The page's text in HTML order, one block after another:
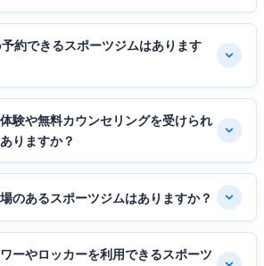
約できるスポーツジムはあります
験や無料カウンセリングを受けられ
りますか？
のあるスポーツジムはありますか？
ーやロッカーを利用できるスポーツ